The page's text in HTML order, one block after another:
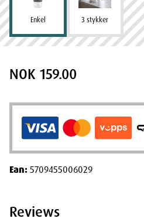
Enkel 3 stykker
NOK 159.00
Ean:5709455006029
Reviews